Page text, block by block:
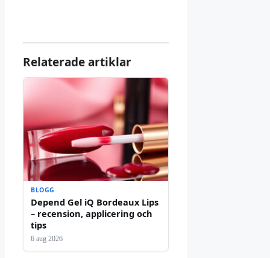
Relaterade artiklar
BLOGG
Depend Gel iQ Bordeaux Lips
– recension, applicering och
tips
6 aug 2026